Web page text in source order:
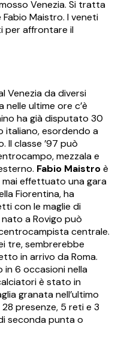
Venezia. Si tratta
Maistro. I veneti
per affrontare il
da diversi
nelle ultime ore c’è
ha già disputato 30
italiano, esordendo a
Il classe ’97 può
mezzala e
Fabio Maistroè
mai effettuato una gara
Fiorentina, ha
con le maglie di
a Rovigo può
centrale.
tre, sembrerebbe
in arrivo da Roma.
in 6 occasioni nella
è stato in
granata nell’ultimo
presenze, 5 reti e 3
seconda punta o